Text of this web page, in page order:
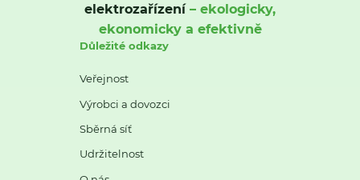
elektrozařízení– ekologicky,
ekonomicky a efektivně
Důležité odkazy
Veřejnost
Výrobci a dovozci
Sběrná síť
Udržitelnost